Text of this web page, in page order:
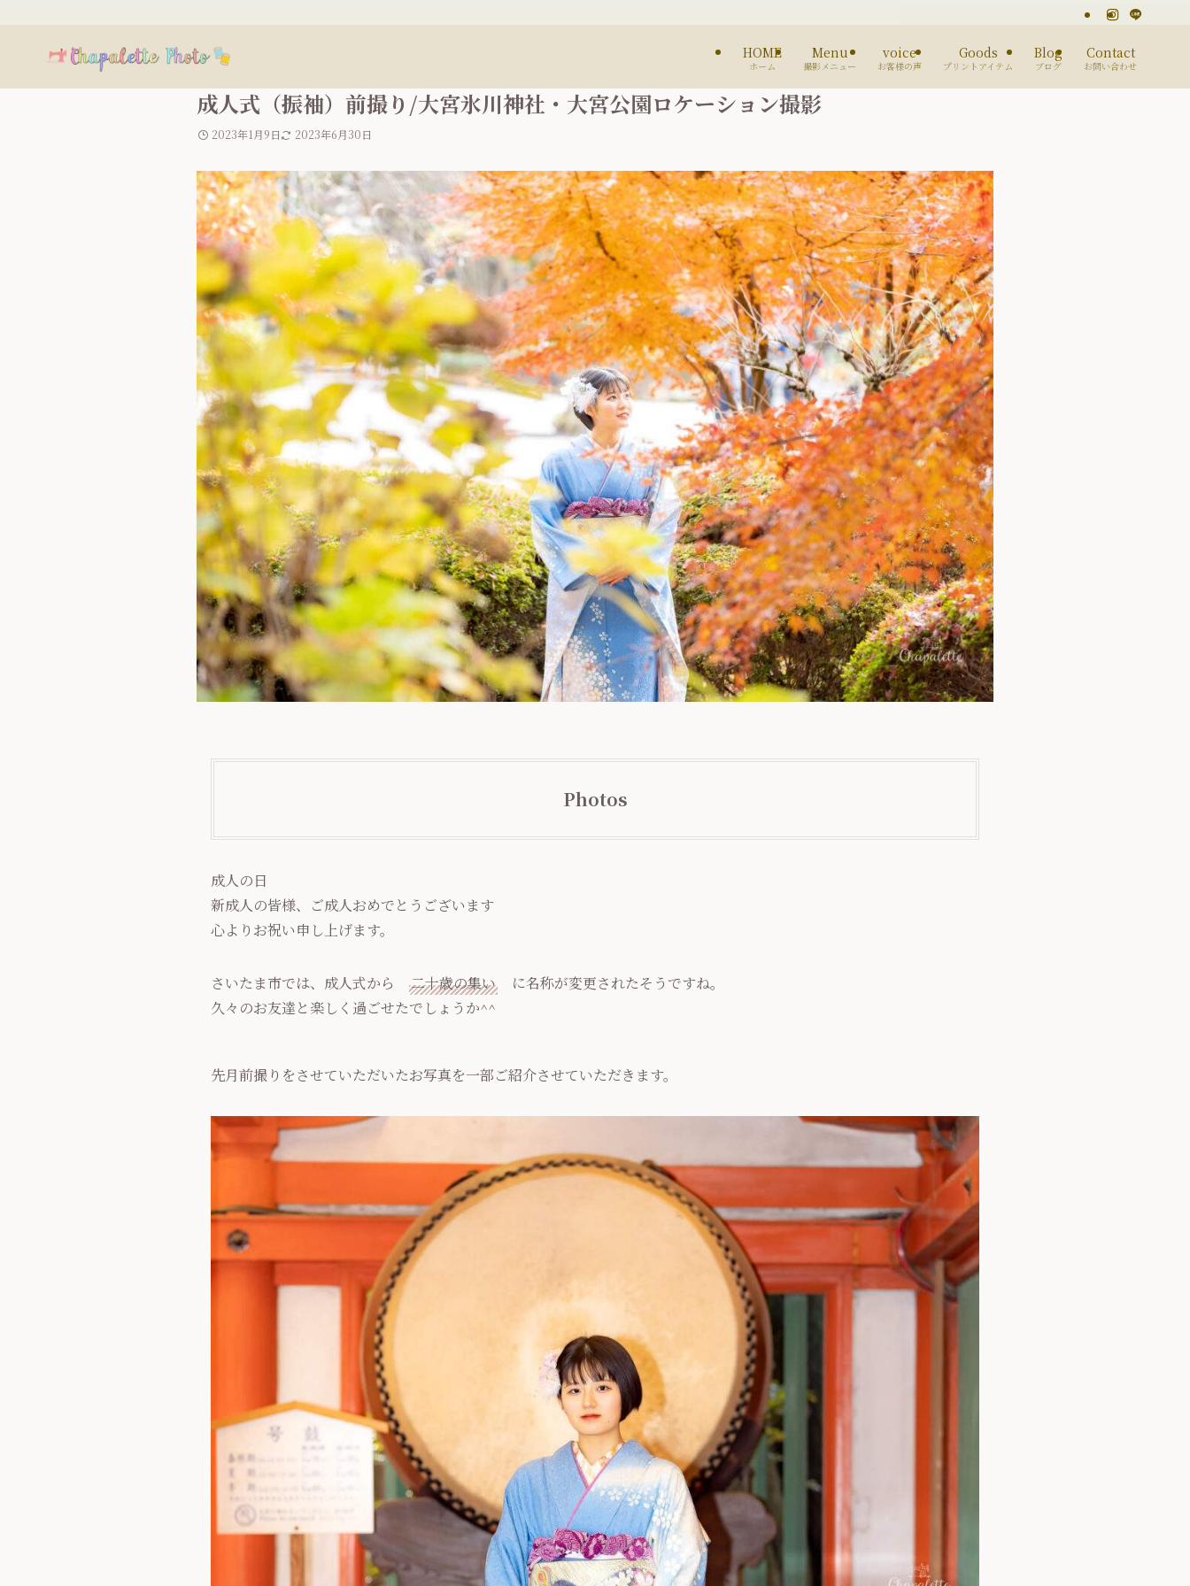
HOME
ホーム
Menu
撮影メニュー
voice
お客様の声
Goods
プリントアイテム
Blog
ブログ
Contact
お問い合わせ
成人式（振袖）前撮り/大宮氷川神社・大宮公園ロケーション撮影
2023年1月9日 2023年6月30日
Photos
成人の日
新成人の皆様、ご成人おめでとうございます
心よりお祝い申し上げます。
さいたま市では、成人式から 二十歳の集い に名称が変更されたそうですね。
久々のお友達と楽しく過ごせたでしょうか^^
先月前撮りをさせていただいたお写真を一部ご紹介させていただきます。